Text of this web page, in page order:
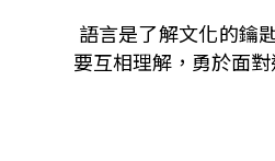
語言是了解文化的鑰
要互相理解，勇於面